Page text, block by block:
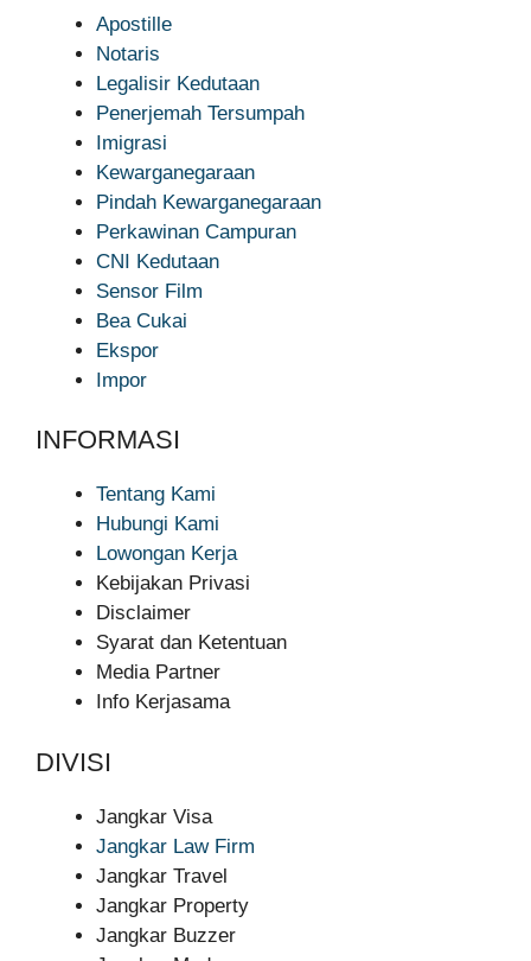
Apostille
Notaris
Legalisir Kedutaan
Penerjemah Tersumpah
Imigrasi
Kewarganegaraan
Pindah Kewarganegaraan
Perkawinan Campuran
CNI Kedutaan
Sensor Film
Bea Cukai
Ekspor
Impor
INFORMASI
Tentang Kami
Hubungi Kami
Lowongan Kerja
Kebijakan Privasi
Disclaimer
Syarat dan Ketentuan
Media Partner
Info Kerjasama
DIVISI
Jangkar Visa
Jangkar Law Firm
Jangkar Travel
Jangkar Property
Jangkar Buzzer